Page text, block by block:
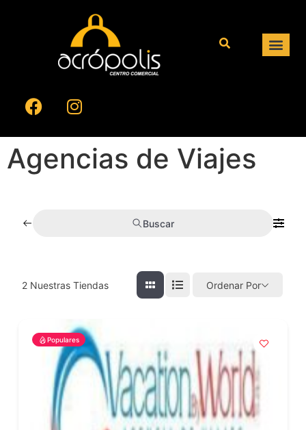
Agencias de Viajes
Buscar
2 Nuestras Tiendas Ordenar Por
Populares